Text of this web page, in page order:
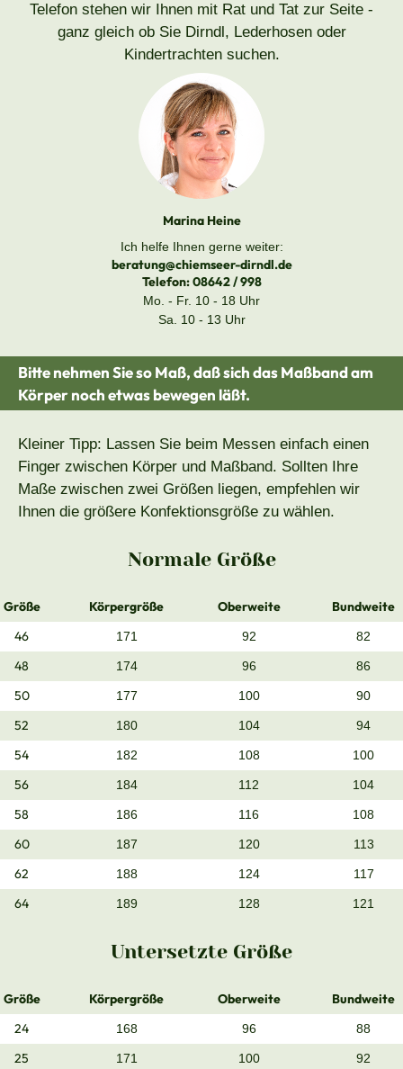
Telefon stehen wir Ihnen mit Rat und Tat zur Seite -
ganz gleich ob Sie Dirndl, Lederhosen oder
Kindertrachten suchen.
Marina Heine
Ich helfe Ihnen gerne weiter:
beratung@chiemseer-dirndl.de
Telefon:08642 / 998
Mo. - Fr. 10 - 18 Uhr
Sa. 10 - 13 Uhr
Bitte nehmen Sie so Maß, daß sich das Maßband am
Körper noch etwas bewegen läßt.
Kleiner Tipp: Lassen Sie beim Messen einfach einen
Finger zwischen Körper und Maßband. Sollten Ihre
Maße zwischen zwei Größen liegen, empfehlen wir
Ihnen die größere Konfektionsgröße zu wählen.
Normale Größe
Größe Körpergröße Oberweite
Bundweite
46
171 92 82
48 174 96 86
50 177 100 90
52 180 104 94
54 182 108 100
56 184 112 104
58 186 116 108
60 187 120 113
62 188 124 117
64 189 128 121
Untersetzte Größe
Größe Körpergröße Oberweite
Bundweite
24
168 96 88
25 171 100 92